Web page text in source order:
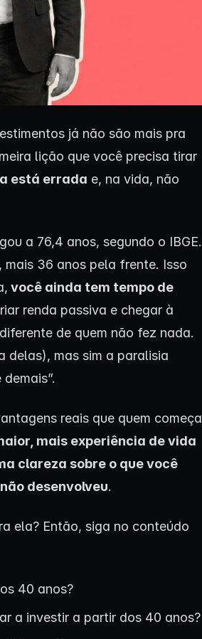
já não são mais pra
lição que você precisa tirar
está errada e, na vida, não
a 76,4 anos, segundo o IBGE.
mais 36 anos pela frente. Isso
você ainda tem tempo de
renda passiva e chegar à
de quem não fez nada.
delas), mas sim a paralisia
reais que quem começa
mais experiência de vida
clareza sobre o que você
desenvolveu.
ela? Então, siga no conteúdo
40 anos?
a investir a partir dos 40 anos?